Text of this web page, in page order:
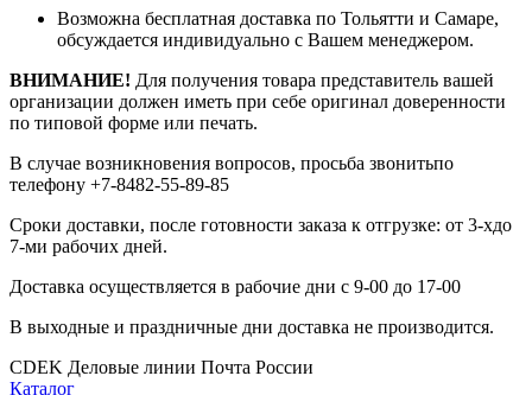
Возможна бесплатная доставка по Тольятти и Самаре,
обсуждается индивидуально с Вашем менеджером.
ВНИМАНИЕ! Для получения товара представитель вашей
организации должен иметь при себе оригинал доверенности
по типовой форме или печать.
В случае возникновения вопросов, просьба звонитьпо
телефону +7-8482-55-89-85
Сроки доставки, после готовности заказа к отгрузке: от 3-хдо
7-ми рабочих дней.
Доставка осуществляется в рабочие дни с 9-00 до 17-00
В выходные и праздничные дни доставка не производится.
CDEK Деловые линии Почта России
Каталог